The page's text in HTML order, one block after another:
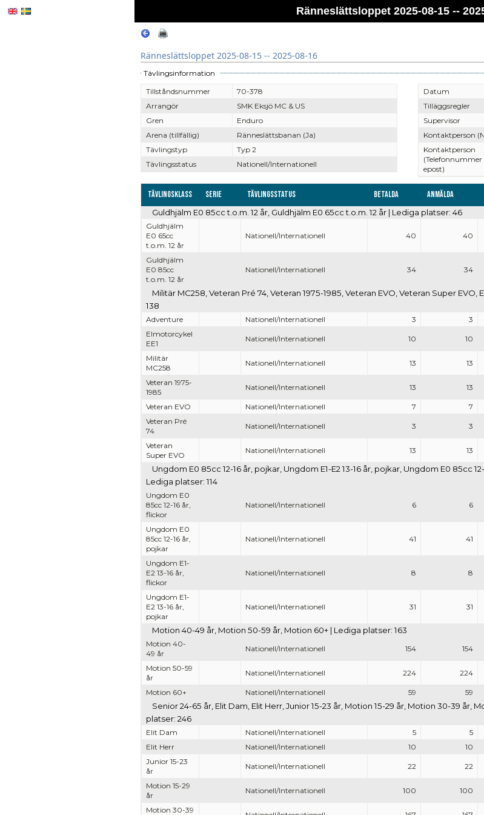
Ränneslättsloppet 2025-08-15 --
Ränneslättsloppet 2025-08-15 -- 2025-08-16
Tävlingsinformation
Tillståndsnummer
70-378
Arrangör
SMK Eksjö MC & US
Gren
Enduro
Arena (tillfällig)
Ränneslättsbanan (Ja)
Tävlingstyp
Typ 2
Tävlingsstatus
Nationell/Internationell
Datum
Tilläggsregler
Supervisor
Kontaktperson
Kontaktperson
(Telefonnummer
epost)
Tävlingsklass Serie Tävlingsstatus Betalda Anmälda
Guldhjälm E0 85cc t.o.m. 12 år, Guldhjälm E0 65cc t.o.m. 12 år | Lediga platser: 46
Guldhjälm
E0 65cc
t.o.m. 12 år
Nationell/Internationell 40 40
Guldhjälm
E0 85cc
t.o.m. 12 år
Nationell/Internationell 34 34
Militär MC258, Veteran Pré 74, Veteran 1975-1985, Veteran EVO, Veteran Super
138
Adventure Nationell/Internationell 3 3
Elmotorcykel
EE1
Nationell/Internationell 10 10
Militär
MC258
Nationell/Internationell 13 13
Veteran 1975-
1985
Nationell/Internationell 13 13
Veteran EVO Nationell/Internationell 7 7
Veteran Pré
74
Nationell/Internationell 3 3
Veteran
Super EVO
Nationell/Internationell 13 13
Ungdom E0 85cc 12-16 år, pojkar, Ungdom E1-E2 13-16 år, pojkar, Ungdom E0 85cc
Lediga platser: 114
Ungdom E0
85cc 12-16 år,
flickor
Nationell/Internationell 6 6
Ungdom E0
85cc 12-16 år,
pojkar
Nationell/Internationell 41 41
Ungdom E1-
E2 13-16 år,
flickor
Nationell/Internationell 8 8
Ungdom E1-
E2 13-16 år,
pojkar
Nationell/Internationell 31 31
Motion 40-49 år, Motion 50-59 år, Motion 60+ | Lediga platser: 163
Motion 40-
49 år
Nationell/Internationell 154 154
Motion 50-59
år
Nationell/Internationell 224 224
Motion 60+ Nationell/Internationell 59 59
Senior 24-65 år, Elit Dam, Elit Herr, Junior 15-23 år, Motion 15-29 år, Motion 30-39 år,
platser: 246
Elit Dam Nationell/Internationell 5 5
Elit Herr
Nationell/Internationell 10 10
Junior 15-23
år
Nationell/Internationell 22 22
Motion 15-29
år
Nationell/Internationell 100 100
Motion 30-39